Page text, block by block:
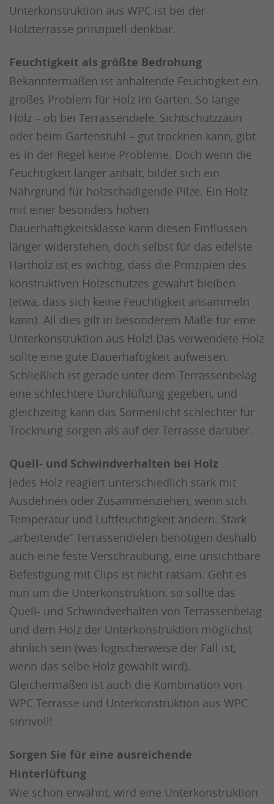
Unterkonstruktion aus WPC ist bei der
Holzterrasse prinzipiell denkbar.
Feuchtigkeit als größte Bedrohung
Bekanntermaßen ist anhaltende Feuchtigkeit ein
großes Problem für Holz im Garten. So lange
Holz – ob bei Terrassendiele, Sichtschutzzaun
oder beim Gartenstuhl – gut trocknen kann, gibt
es in der Regel keine Probleme. Doch wenn die
Feuchtigkeit länger anhält, bildet sich ein
Nährgrund für holzschädigende Pilze. Ein Holz
mit einer besonders hohen
Dauerhaftigkeitsklasse kann diesen Einflüssen
länger widerstehen, doch selbst für das edelste
Hartholz ist es wichtig, dass die Prinzipien des
konstruktiven Holzschutzes gewahrt bleiben
(etwa, dass sich keine Feuchtigkeit ansammeln
kann). All dies gilt in besonderem Maße für eine
Unterkonstruktion aus Holz! Das verwendete Holz
sollte eine gute Dauerhaftigkeit aufweisen.
Schließlich ist gerade unter dem Terrassenbelag
eine schlechtere Durchlüftung gegeben, und
gleichzeitig kann das Sonnenlicht schlechter für
Trocknung sorgen als auf der Terrasse darüber.
Quell- und Schwindverhalten bei Holz
Jedes Holz reagiert unterschiedlich stark mit
Ausdehnen oder Zusammenziehen, wenn sich
Temperatur und Luftfeuchtigkeit ändern. Stark
„arbeitende“ Terrassendielen benötigen deshalb
auch eine feste Verschraubung, eine unsichtbare
Befestigung mit Clips ist nicht ratsam. Geht es
nun um die Unterkonstruktion, so sollte das
Quell- und Schwindverhalten von Terrassenbelag
und dem Holz der Unterkonstruktion möglichst
ähnlich sein (was logischerweise der Fall ist,
wenn das selbe Holz gewählt wird).
Gleichermaßen ist auch die Kombination von
WPC Terrasse und Unterkonstruktion aus WPC
sinnvoll!
Sorgen Sie für eine ausreichende
Hinterlüftung
Wie schon erwähnt, wird eine Unterkonstruktion